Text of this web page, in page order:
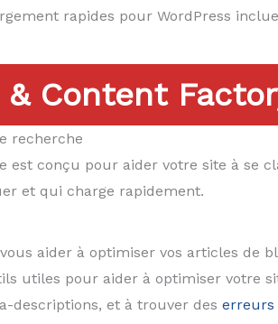
rapides pour WordPress
& Content
recherche
conçu pour aider votre site à se
et qui charge rapidement.
aider à optimiser vos articles de
utiles pour aider à optimiser votre
descriptions, et à trouver des erreurs